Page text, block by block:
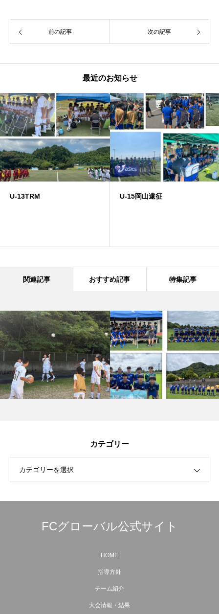
前の記事 次の記事
最近のお知らせ
U-13TRM U-15岡山遠征
関連記事 おすすめ記事 特集記事
カテゴリー
カテゴリーを選択
FCグローバル公式サイト
HOME
指導方針
チーム紹介
大会情報・結果